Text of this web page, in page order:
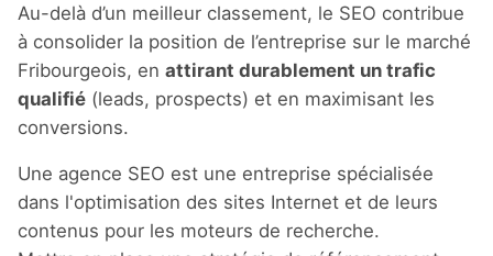
Au-delà d’un meilleur classement, le SEO contribue
à consolider la position de l’entreprise sur le marché
Fribourgeois, en attirant durablement un trafic
qualifié (leads, prospects) et en maximisant les
conversions.
Une agence SEO est une entreprise spécialisée
dans l'optimisation des sites Internet et de leurs
contenus pour les moteurs de recherche.